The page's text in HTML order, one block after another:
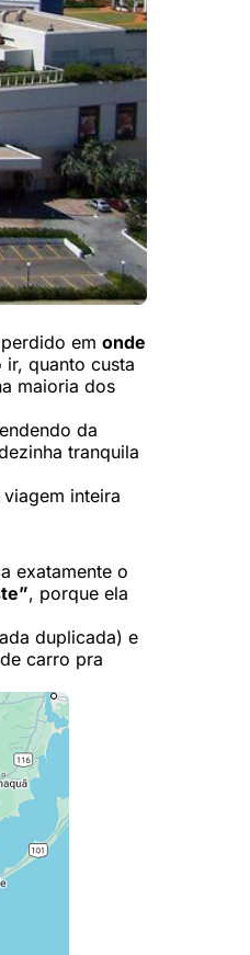
em onde
quanto custa
maioria dos
da
tranquila
inteira
exatamente o
, porque ela
duplicada) e
carro pra